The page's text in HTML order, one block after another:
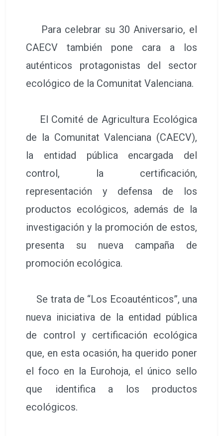
Para celebrar su 30 Aniversario, el
CAECV también pone cara a los
auténticos protagonistas del sector
ecológico de la Comunitat Valenciana.
El Comité de Agricultura Ecológica
de la Comunitat Valenciana (CAECV),
la entidad pública encargada del
control, la certificación,
representación y defensa de los
productos ecológicos, además de la
investigación y la promoción de estos,
presenta su nueva campaña de
promoción ecológica.
Se trata de “Los Ecoauténticos”, una
nueva iniciativa de la entidad pública
de control y certificación ecológica
que, en esta ocasión, ha querido poner
el foco en la Eurohoja, el único sello
que identifica a los productos
ecológicos.